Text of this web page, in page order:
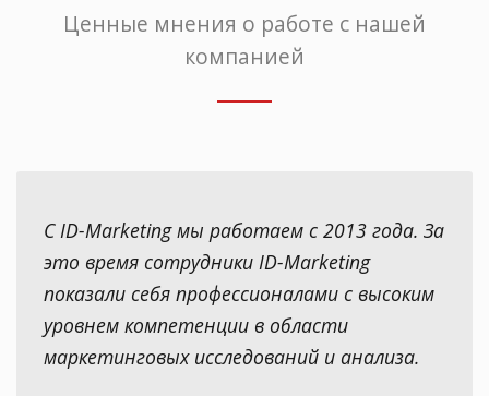
Ценные мнения о работе с нашей
компанией
С ID-Marketing мы работаем с 2013 года. За
это время сотрудники ID-Marketing
показали себя профессионалами с высоким
уровнем компетенции в области
маркетинговых исследований и анализа.